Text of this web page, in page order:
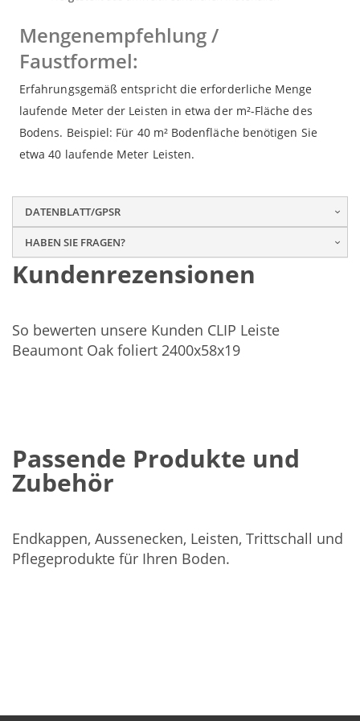
Mengenempfehlung /
Faustformel:
Erfahrungsgemäß entspricht die erforderliche Menge
laufende Meter der Leisten in etwa der m²-Fläche des
Bodens. Beispiel: Für 40 m² Bodenfläche benötigen Sie
etwa 40 laufende Meter Leisten.
DATENBLATT/GPSR
HABEN SIE FRAGEN?
Kundenrezensionen
So bewerten unsere Kunden CLIP Leiste
Beaumont Oak foliert 2400x58x19
Passende Produkte und
Zubehör
Endkappen, Aussenecken, Leisten, Trittschall und
Pflegeprodukte für Ihren Boden.